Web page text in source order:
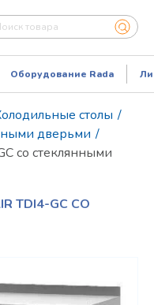
Оборудование Rada
столы /
дверьми /
со стеклянными
TDI4-GC СО